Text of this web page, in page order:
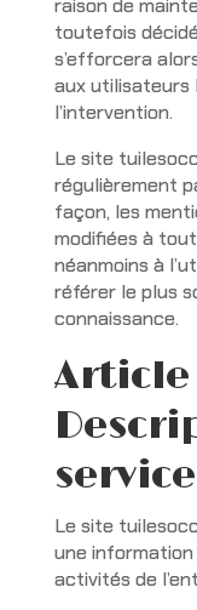
toutefois
s’efforcera
aux utilisateurs
l’intervention.
Le site
régulièrement
façon, les
modifiées à
néanmoins à
référer le plus
connaissance.
Article
Le site
une information
activités de